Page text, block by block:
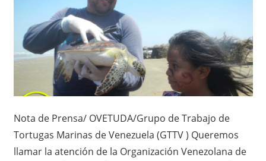
Nota de Prensa/ OVETUDA/Grupo de Trabajo de
Tortugas Marinas de Venezuela (GTTV ) Queremos
llamar la atención de la Organización Venezolana de